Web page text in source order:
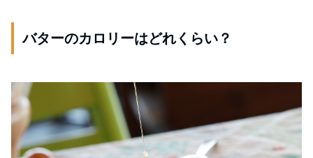
バターのカロリーはどれくらい？